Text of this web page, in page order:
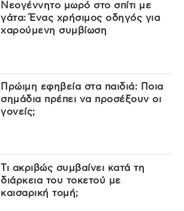
Νεογέννητο μωρό στο σπίτι με
γάτα: Ένας χρήσιμος οδηγός για
χαρούμενη συμβίωση
Πρώιμη εφηβεία στα παιδιά: Ποια
σημάδια πρέπει να προσέξουν οι
γονείς;
Τι ακριβώς συμβαίνει κατά τη
διάρκεια του τοκετού με
καισαρική τομή;